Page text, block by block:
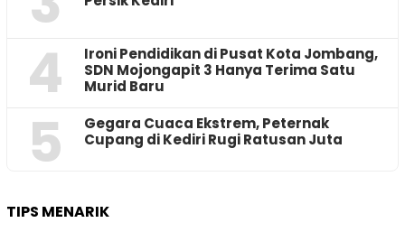
4
Ironi Pendidikan di Pusat Kota Jombang,
SDN Mojongapit 3 Hanya Terima Satu
Murid Baru
5
‎Gegara Cuaca Ekstrem, Peternak
Cupang di Kediri Rugi Ratusan Juta
TIPS MENARIK